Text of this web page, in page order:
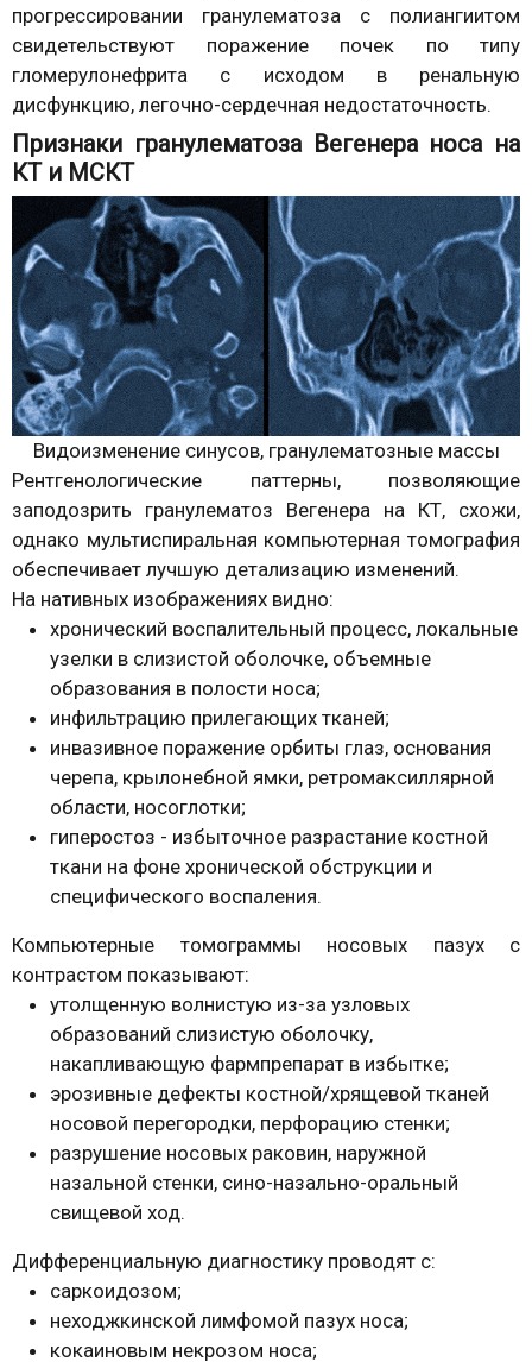
прогрессировании гранулематоза с полиангиитом
свидетельствуют поражение почек по типу
гломерулонефрита с исходом в ренальную
дисфункцию, легочно-сердечная недостаточность.
Признаки гранулематоза Вегенера носа на
КТ и МСКТ
Видоизменение синусов, гранулематозные массы
Рентгенологические паттерны, позволяющие
заподозрить гранулематоз Вегенера на КТ, схожи,
однако мультиспиральная компьютерная томография
обеспечивает лучшую детализацию изменений.
На нативных изображениях видно:
хронический воспалительный процесс, локальные
узелки в слизистой оболочке, объемные
образования в полости носа;
инфильтрацию прилегающих тканей;
инвазивное поражение орбиты глаз, основания
черепа, крылонебной ямки, ретромаксиллярной
области, носоглотки;
гиперостоз - избыточное разрастание костной
ткани на фоне хронической обструкции и
специфического воспаления.
Компьютерные томограммы носовых пазух с
контрастом показывают:
утолщенную волнистую из-за узловых
образований слизистую оболочку,
накапливающую фармпрепарат в избытке;
эрозивные дефекты костной/хрящевой тканей
носовой перегородки, перфорацию стенки;
разрушение носовых раковин, наружной
назальной стенки, сино-назально-оральный
свищевой ход.
Дифференциальную диагностику проводят с:
саркоидозом;
неходжкинской лимфомой пазух носа;
кокаиновым некрозом носа;